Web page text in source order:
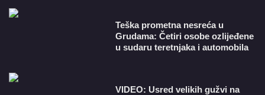
Teška prometna nesreća u
Grudama: Četiri osobe ozlijeđene
u sudaru teretnjaka i automobila
VIDEO: Usred velikih gužvi na